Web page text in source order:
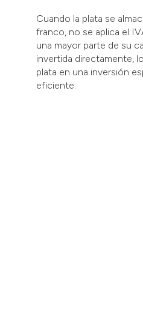
Cuando la plata se
franco, no se aplica el
una mayor parte de su
invertida directamente,
plata en una inversión
eficiente.